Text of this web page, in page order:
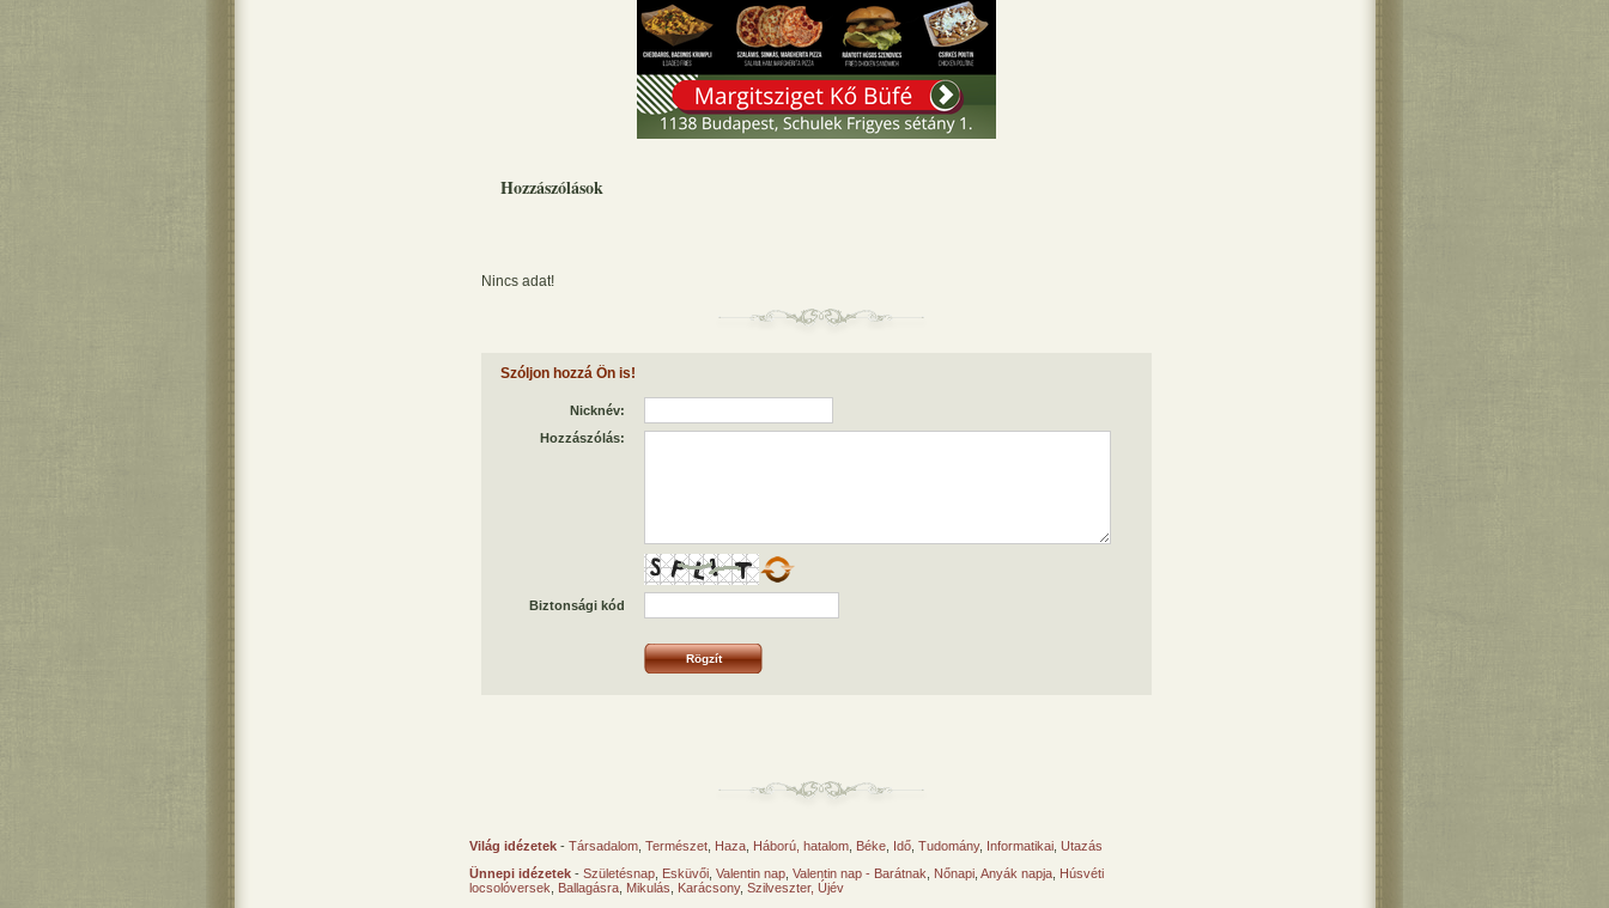
Hozzászólások
Nincs adat!
Szóljon hozzá Ön is!
Nicknév:
Hozzászólás:
Biztonsági kód
Világ idézetek - Társadalom Természet Haza Háború, hatalom Béke Idő Tudomány, Informatikai Utazás
Ünnepi idézetek - Születésnap Esküvői Valentin nap Valentin nap - Barátnak Nőnapi Anyák napja Húsvéti
locsolóversek
Ballagásra Mikulás Karácsony, Szilveszter, Újév